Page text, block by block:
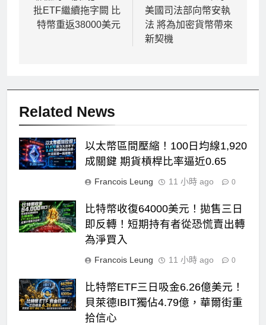
導
批ETF繼續拖字闕 比
特幣重返38000美元
美國司法部向幣安執
法 將為加密貨幣帶來
新契機
Related News
以太幣區間壓縮！100日均線1,920
成關鍵 期貨槓桿比率逼近0.65
Francois Leung 11 小時 ago 0
比特幣收復64000美元！拋售三日
即反轉！短期持有者從恐慌賣出轉
為淨買入
Francois Leung 11 小時 ago 0
比特幣ETF三日吸金6.26億美元！
貝萊德IBIT獨佔4.79億，華爾街重
拾信心